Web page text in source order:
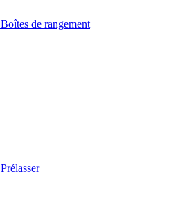
Boîtes de rangement
Prélasser